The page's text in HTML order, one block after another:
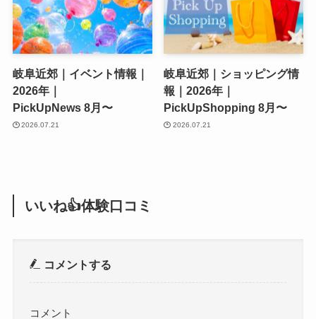
岐阜近郊｜イベント情報｜
2026年｜
PickUpNews 8月〜
2026.07.21
岐阜近郊｜ショッピング情
報｜2026年｜
PickUpShopping 8月〜
2026.07.21
いいね👍体験口コミ
コメントする
コメント